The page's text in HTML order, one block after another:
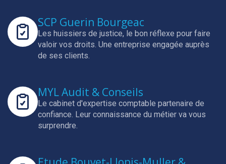
SCP Guerin Bourgeac
Les huissiers de justice, le bon réflexe pour faire
valoir vos droits. Une entreprise engagée auprès
de ses clients.
MYL Audit & Conseils
Le cabinet d'expertise comptable partenaire de
confiance. Leur connaissance du métier va vous
surprendre.